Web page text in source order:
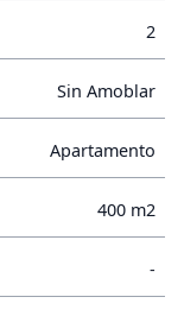
2
Sin Amoblar
Apartamento
400 m2
-